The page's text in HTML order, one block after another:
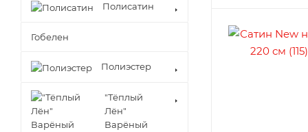
Полисатин
Гобелен
Полиэстер
"Тёплый
Лён"
Варёный